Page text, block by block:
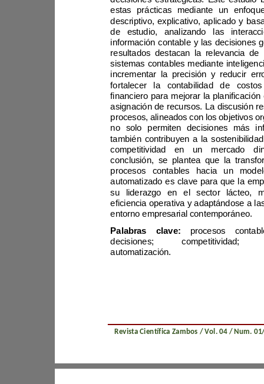
Revista Científica Zambos / Vol. 04 / Num. 01
financiero para mejorar la planifica
eficiencia operativa y adaptánd
entorno empresarial contemporáneo.
Palabras clave:
automatización.